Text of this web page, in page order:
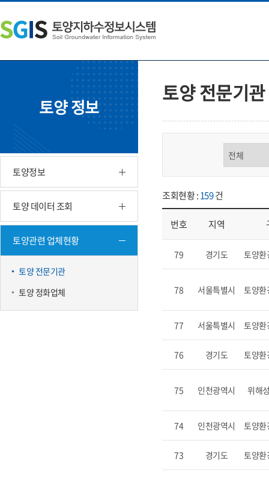
문
내
용
쪽
메
뉴
단
주
소
토양 정보
토양정보
토양 데이터 조회
토양관련 업체현황
토양 전문기관
토양 정화업체
토양 전문기관
조회현황 :159건
번호 지역
79 경기도 토양환
78 서울특별시 토양환
77 서울특별시 토양환
76 경기도 토양환
75 인천광역시 위해
74 인천광역시 토양환
73 경기도 토양환